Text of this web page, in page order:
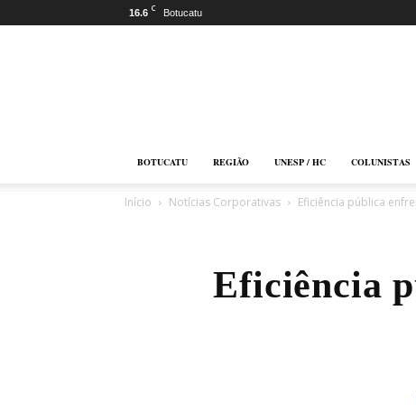
16.6 C Botucatu
BOTUCATU REGIÃO UNESP / HC COLUNISTAS
Início Notícias Corporativas Eficiência pública
Eficiência